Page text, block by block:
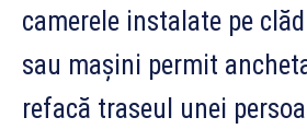
camerele instalate pe
sau mașini permit
refacă traseul unei